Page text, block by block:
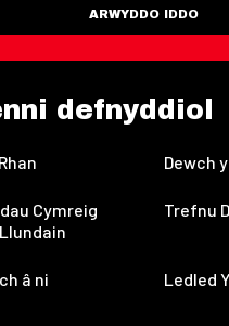
ARWYDDO IDDO
defnyddiol
Dewch
Cymreig
Trefnu
â ni Ledled